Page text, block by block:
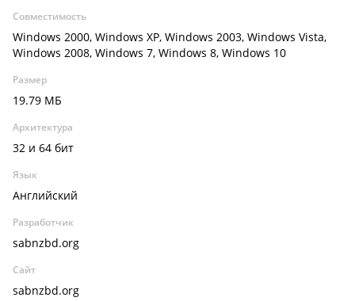
Совместимость
Windows 2000, Windows XP, Windows 2003, Windows Vista,
Windows 2008, Windows 7, Windows 8, Windows 10
Размер
19.79 МБ
Архитектура
32 и 64 бит
Язык
Английский
Разработчик
sabnzbd.org
Сайт
sabnzbd.org